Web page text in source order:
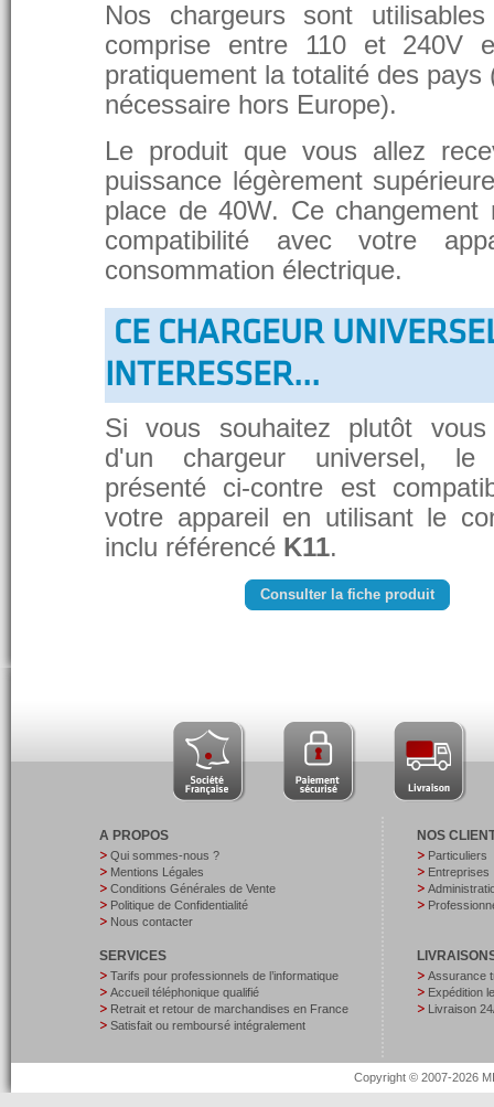
Nos chargeurs sont
comprise entre 110 et 240V
pratiquement la totalité des
nécessaire hors Europe).
Le produit que vous allez
puissance légèrement
place de 40W. Ce
compatibilité avec votre
consommation électrique.
CE CHARGEUR
INTERESSER...
Si vous souhaitez plutôt vous
d'un chargeur universel, le
présenté ci-contre est
votre appareil en utilisant le
inclu référencé K11.
Consulter la fiche produit
A PROPOS
Qui sommes-nous ?
Mentions Légales
Conditions Générales de Vente
Politique de Confidentialité
Nous contacter
SERVICES
Tarifs pour professionnels de l’informatique
Accueil téléphonique qualifié
Retrait et retour de marchandises en France
Satisfait ou remboursé intégralement
NOS
Particuliers
Entreprises
Assurance
Expédition
Livraison
Copyright © 2007-2026